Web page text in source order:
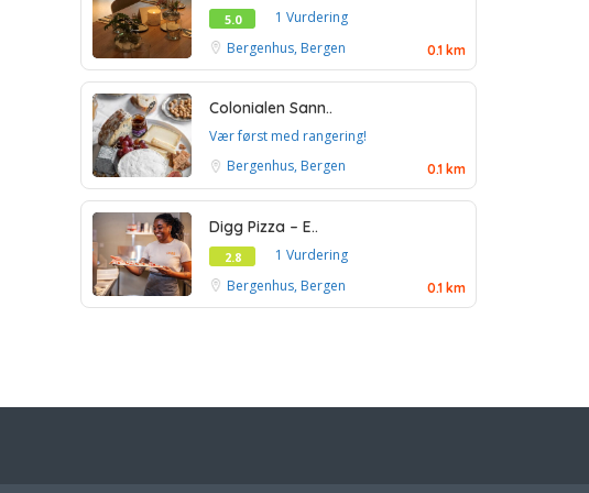
5.0
1 Vurdering
Bergenhus, Bergen
0.1 km
Colonialen Sann..
Vær først med rangering!
Bergenhus, Bergen
0.1 km
Digg Pizza – E..
2.8
1 Vurdering
Bergenhus, Bergen
0.1 km